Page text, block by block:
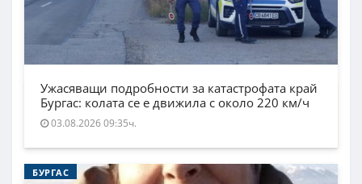
Ужасяващи подробности за катастрофата край
Бургас: колата се е движила с около 220 км/ч
03.08.2026 09:35ч.
БУРГАС